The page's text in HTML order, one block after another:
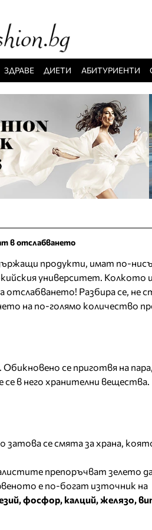
ЗДРАВЕ ДИЕТИ АБИТУРИЕНТИ
в отслабването
продукти, имат по-
университет. Колкото и
отслабването! Разбира се, не
на по-голямо количество
Обикновено се приготвя на
в него хранителни вещества.
се смята за храна,
препоръчват зелето
е по-богат източник на
фосфор, калций, желязо,